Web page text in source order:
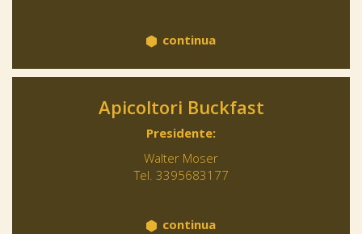
continua
Apicoltori Buckfast
Presidente:
Walter Moser
Tel. 3395683177
continua